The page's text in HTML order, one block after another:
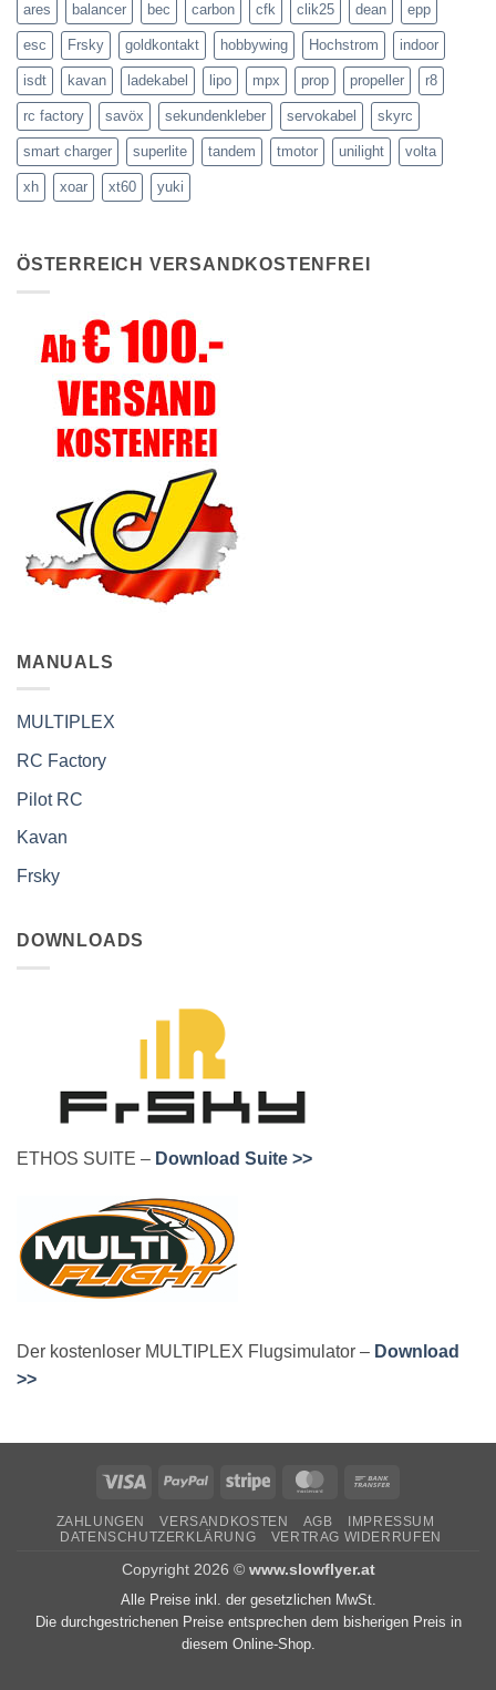
ares balancer bec carbon cfk clik25 dean epp
esc Frsky goldkontakt hobbywing Hochstrom indoor
isdt kavan ladekabel lipo mpx prop propeller r8
rc factory savöx sekundenkleber servokabel skyrc
smart charger superlite tandem tmotor unilight volta
xh xoar xt60 yuki
ÖSTERREICH VERSANDKOSTENFREI
MANUALS
MULTIPLEX
RC Factory
Pilot RC
Kavan
Frsky
DOWNLOADS
ETHOS SUITE – Download Suite >>
Der kostenloser MULTIPLEX Flugsimulator – Download
>>
Visa PayPal Stripe MasterCard
ZAHLUNGEN VERSANDKOSTEN AGB
IMPRESSUM
DATENSCHUTZERKLÄRUNG
VERTRAG WIDERRUFEN
Copyright 2026 © www.slowflyer.at
Alle Preise inkl. der gesetzlichen MwSt.
Die durchgestrichenen Preise entsprechen dem bisherigen Preis in
diesem Online-Shop.